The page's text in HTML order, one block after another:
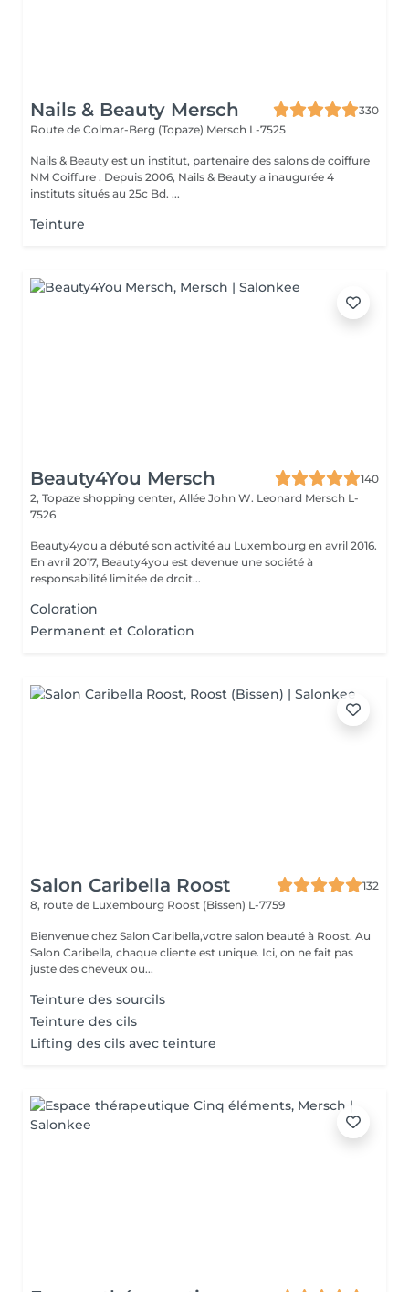
Nails & Beauty Mersch
330
Route de Colmar-Berg (Topaze) Mersch L-7525
Nails & Beauty est un institut, partenaire des salons de coiffure
NM Coiffure . Depuis 2006, Nails & Beauty a inaugurée 4
instituts situés au 25c Bd. ...
Teinture
Beauty4You Mersch
140
2, Topaze shopping center, Allée John W. Leonard Mersch L-
7526
Beauty4you a débuté son activité au Luxembourg en avril 2016.
En avril 2017, Beauty4you est devenue une société à
responsabilité limitée de droit...
Coloration
Permanent et Coloration
Salon Caribella Roost
132
8, route de Luxembourg Roost (Bissen) L-7759
Bienvenue chez Salon Caribella,votre salon beauté à Roost. Au
Salon Caribella, chaque cliente est unique. Ici, on ne fait pas
juste des cheveux ou...
Teinture des sourcils
Teinture des cils
Lifting des cils avec teinture